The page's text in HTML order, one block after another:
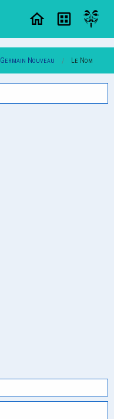
Germain Nouveau Le Nom